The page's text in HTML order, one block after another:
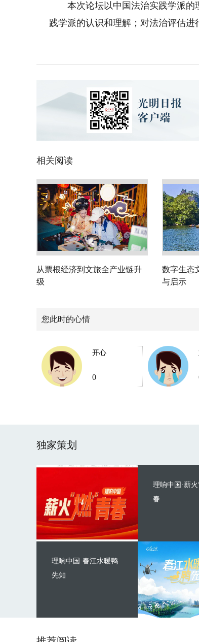
本次论坛以中国法治实践学派的
践学派的认识和理解；对法治评估进
相关阅读
从票根经济到文旅全产业链升
级
数字生态
与启示
您此时的心情
开心
0
独家策划
理响中国·薪火
春
理响中国·春江水暖鸭
先知